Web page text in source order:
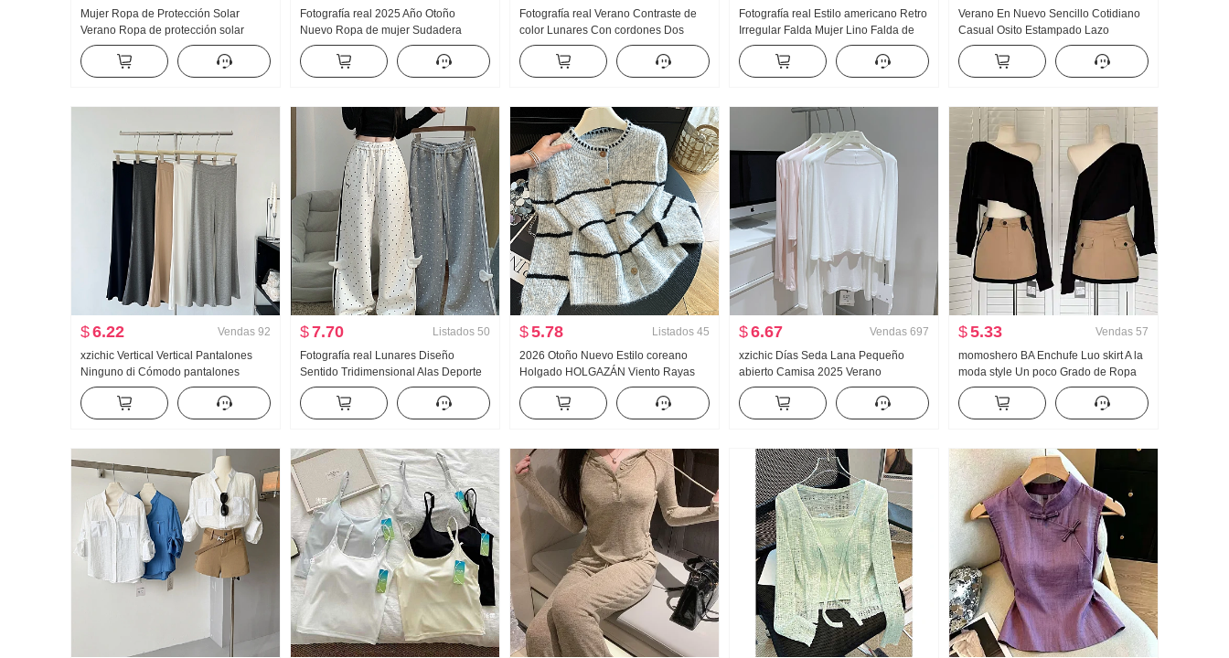
Mujer Ropa de Protección Solar
Verano Ropa de protección solar
Nailon Versión ligera Hielo Seda
Transpirable Abrigo Holgado Talla
grande Sudadera con capucha
Fotografía real 2025 Año Otoño
Nuevo Ropa de mujer Sudadera
Reducción de edad Mitad Cremallera
Moda Cuello polo Casual Versátil
Adelgazante
Fotografía real Verano Contraste de
color Lunares Con cordones Dos
piezas falsas Manga corta Camiseta
Mujer Verano Nuevo Estilo dulce
Nicho Top
Fotografía real Estilo americano Retro
Irregular Falda Mujer Lino Falda de
longitud media Cuadros Falda de
línea A Irregular Cola de pez Péndulo
Falda
Verano En Nuevo Sencillo Cotidiano
Casual Osito Estampado Lazo
Holgado Nicho Manga corta Camiseta
Estilo coreano tejido de punto Top
$6.22 Vendas 92
xzichic Vertical Vertical Pantalones
Ninguno di Cómodo pantalones
acampanados Primavera-Verano
Nuevo Elegante Pantalones largos
Adelgazante Pantalones casuales
$7.70 Listados 50
Fotografía real Lunares Diseño
Sentido Tridimensional Alas Deporte
Wei Pantalones Mujer Nuevo Luz Asia
Viento Holgado Recto Adelgazante
Pantalones casuales
$5.78 Listados 45
2026 Otoño Nuevo Estilo coreano
Holgado HOLGAZÁN Viento Rayas
tejido de punto Cárdigan Mujer
Diseño Sentido Nicho Suéter Moda
$6.67 Vendas 697
xzichic Días Seda Lana Pequeño
abierto Camisa 2025 Verano
HOLGAZÁN Viento Top Nuevo tejido
de punto Caída Hombro Fino Abrigo
para mujer
$5.33 Vendas 57
momoshero BA Enchufe Luo skirt A la
moda style Un poco Grado de Ropa
de trabajo Bicolor Falda corta